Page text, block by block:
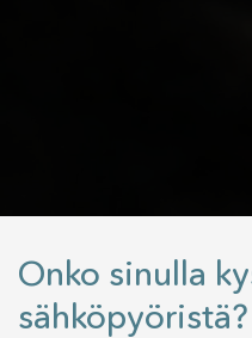
Onko sinulla